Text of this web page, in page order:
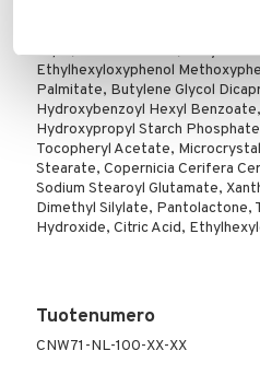
Aqua, Alcohol Denat., Butyl
Ethylhexyloxyphenol
Palmitate, Butylene Glycol
Hydroxybenzoyl Hexyl
Hydroxypropyl Starch
Tocopheryl Acetate,
Stearate, Copernicia Cerifera
Sodium Stearoyl Glutamate,
Dimethyl Silylate, Pantolactone,
Hydroxide, Citric Acid,
Tuotenumero
CNW71-NL-100-XX-XX